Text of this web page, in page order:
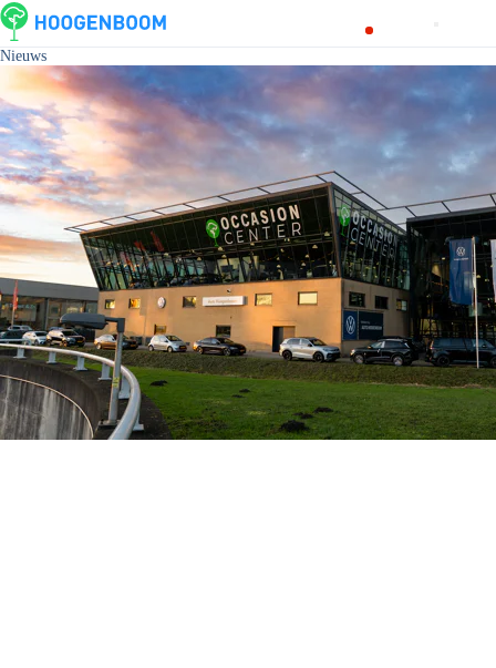
Nieuws